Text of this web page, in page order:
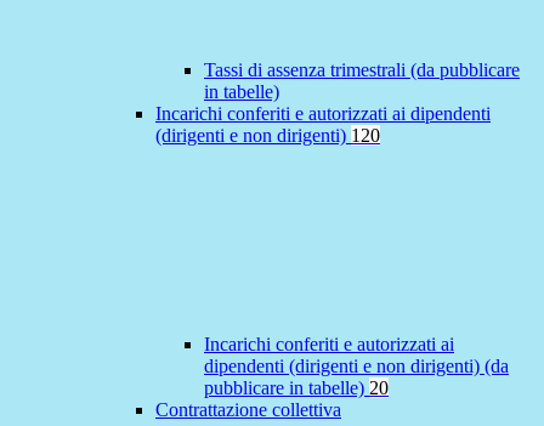
Tassi di assenza trimestrali (da pubblicare
in tabelle)
Incarichi conferiti e autorizzati ai dipendenti
(dirigenti e non dirigenti) 120
Incarichi conferiti e autorizzati ai
dipendenti (dirigenti e non dirigenti) (da
pubblicare in tabelle) 20
Contrattazione collettiva